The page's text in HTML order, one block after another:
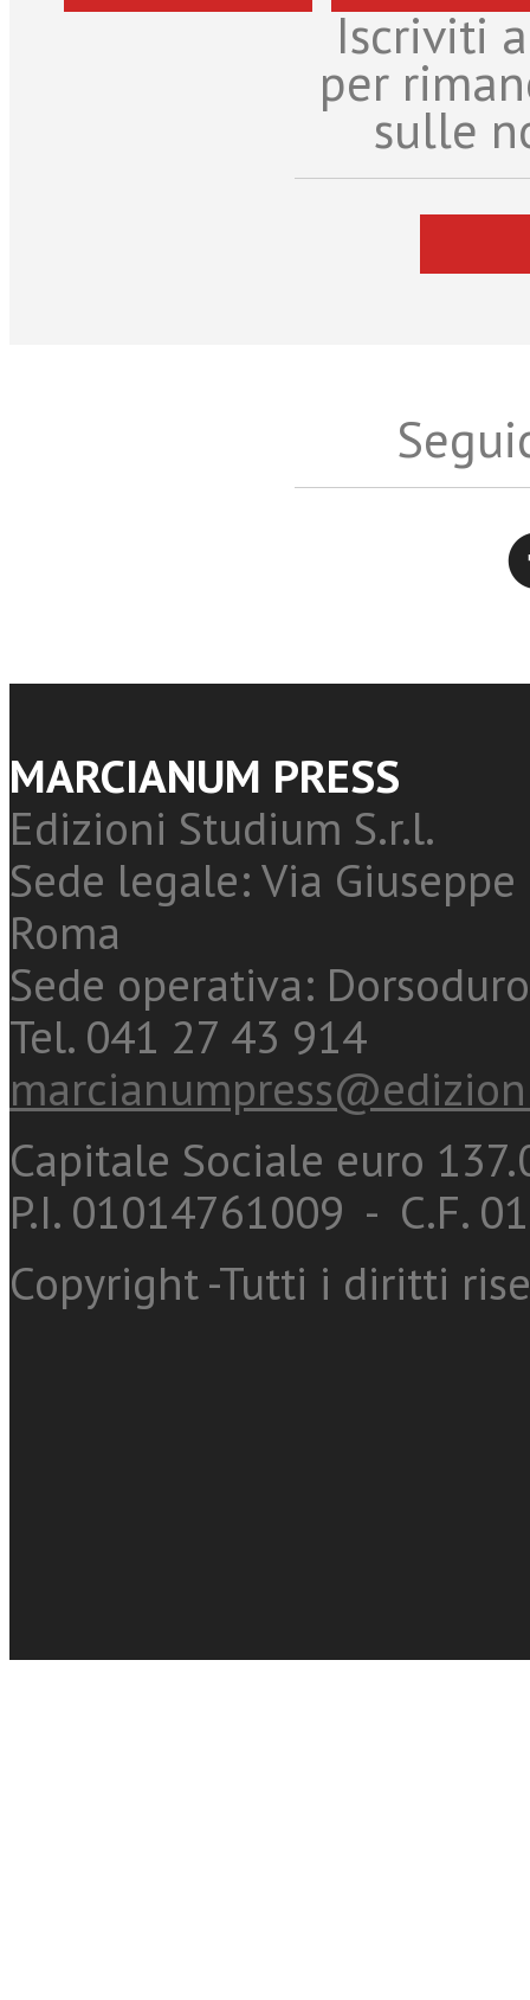
Iscriviti
per
sulle
MARCIANUM PRESS
Edizioni Studium S.r.l.
Sede legale: Via
Roma
Sede operativa:
Tel. 041 27 43 914
Capitale Sociale euro
P.I. 01014761009 - C.F.
Copyright -Tutti i diritti